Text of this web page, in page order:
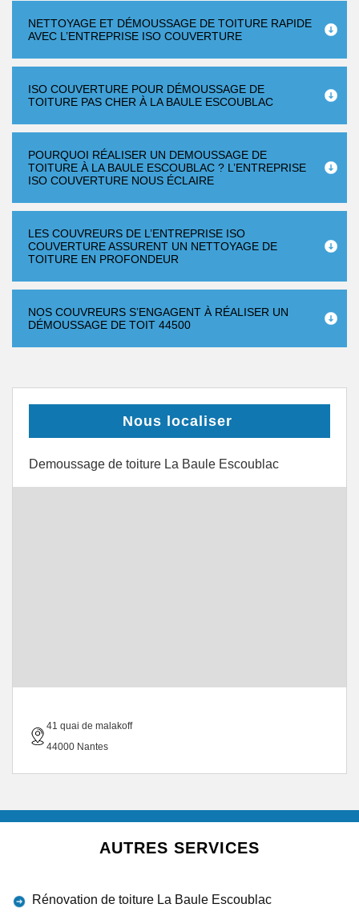
NETTOYAGE ET DÉMOUSSAGE DE TOITURE RAPIDE
AVEC L’ENTREPRISE ISO COUVERTURE
ISO COUVERTURE POUR DÉMOUSSAGE DE
TOITURE PAS CHER À LA BAULE ESCOUBLAC
POURQUOI RÉALISER UN DEMOUSSAGE DE
TOITURE À LA BAULE ESCOUBLAC ? L’ENTREPRISE
ISO COUVERTURE NOUS ÉCLAIRE
LES COUVREURS DE L’ENTREPRISE ISO
COUVERTURE ASSURENT UN NETTOYAGE DE
TOITURE EN PROFONDEUR
NOS COUVREURS S’ENGAGENT À RÉALISER UN
DÉMOUSSAGE DE TOIT 44500
Nous localiser
Demoussage de toiture La Baule Escoublac
41 quai de malakoff
44000 Nantes
AUTRES SERVICES
Rénovation de toiture La Baule Escoublac